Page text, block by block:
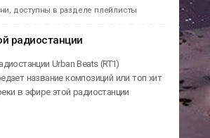
доступны в разделе плейлисты
радиостанции
Urban Beats (RT1)
название композиций или топ хит
в эфире этой радиостанции